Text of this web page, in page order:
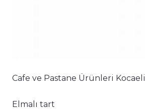
Cafe ve Pastane Ürünleri Kocaeli
Elmalı tart